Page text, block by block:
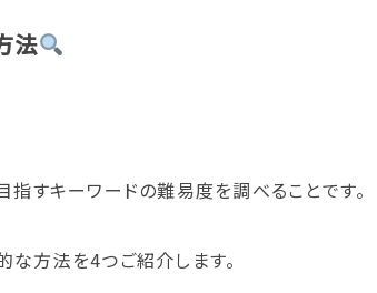
法
すキーワードの難易度を調べることです。
方法を4つご紹介します。